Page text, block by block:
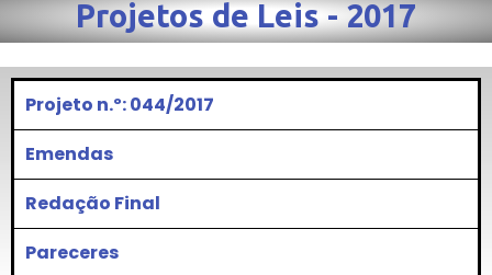
Projetos de Leis - 2017
Projeto n.º: 044/2017
Emendas
Redação Final
Pareceres